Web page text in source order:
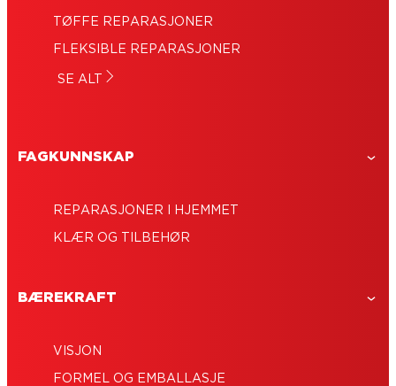
TØFFE REPARASJONER
FLEKSIBLE REPARASJONER
SE ALT
FAGKUNNSKAP
REPARASJONER I HJEMMET
KLÆR OG TILBEHØR
BÆREKRAFT
VISJON
FORMEL OG EMBALLASJE